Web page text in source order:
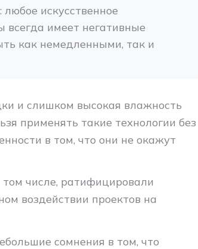
искусственное
имеет негативные
как немедленными, так и
и слишком высокая влажность
применять такие технологии без
в том, что они не окажут
числе, ратифицировали
воздействии проектов на
сомнения в том, что